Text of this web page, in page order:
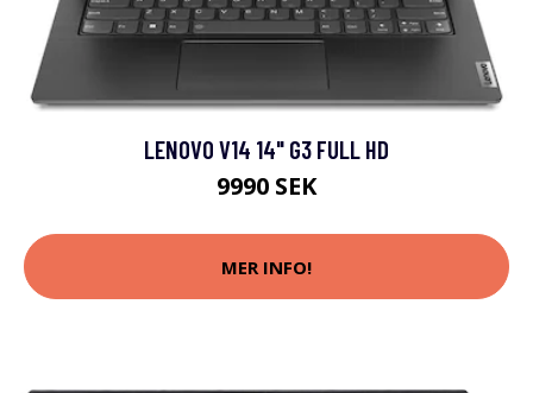
LENOVO V14 14" G3 FULL HD
9990 SEK
MER INFO!